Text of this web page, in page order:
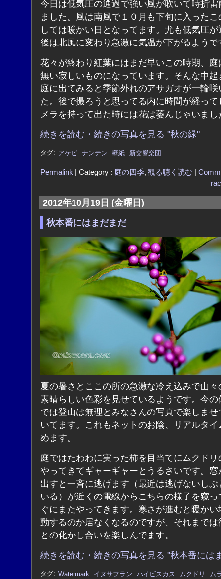
今日は低気圧の通過で強い風が吹いて時折雷
ました。風は南風で１０月も下旬に入ったこ
しては暖かい日となってます。尤も低気圧が
後は北風に変わり急激に気温が下がるようで
花々が終わり紅葉にはまだ早いこの時期、庭
無い寂しいものになっています。そんな中起
庭に出てみると季節外れのアサガオが一輪咲
た。後で撮ろうと思ってる内に時間が経って
メラを持って出た時には花は萎んじゃいまし
続きを読む・続きの写真を見る "秋の緑"
タグ: アケビ ナンテン 壁紙 新交響楽団
Permalink | Category : 庭の四季, 観る聴く読む
2012年10月19日 (金曜日)
秋本番にはまだまだ
夏の暑さとここの所の急激な冷え込みで山々
素晴らしい色彩を見せているようです。今の
では登山は無理とみなさんの写真で楽しませ
いてます。これもネットのお陰、リアルタイ
めます。
庭ではたわわに実った柿を目当てにムクドリ
やってきてギャーギャーとうるさいです。窓
出すと一斉に逃げます（最近は逃げないしぶ
いる）が近くの電線からこちらの様子を窺っ
ぐにまたやってきます。寒さが進むと暖かい
動するのか居なくなるのですが、それまでは
との化かし合いを楽しんでます。
続きを読む・続きの写真を見る "秋本番には
タグ: Watermark イヌサフラン ハイビスカス ムクドリ
ム